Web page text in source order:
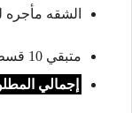
الشقه مأجره
متبقي 10 قسط نصف سنوي ، فيمة القسط 44,000 جنيه
إجمالي المطلوب: